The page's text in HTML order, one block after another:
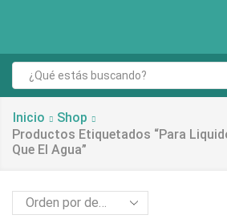
Inicio
Shop
Productos Etiquetados “para
Que El Agua”